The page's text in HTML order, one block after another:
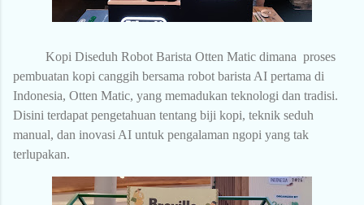
Kopi Diseduh Robot Barista Otten Matic dimana proses
pembuatan kopi canggih bersama robot barista AI pertama di
Indonesia, Otten Matic, yang memadukan teknologi dan tradisi.
Disini terdapat pengetahuan tentang biji kopi, teknik seduh
manual, dan inovasi AI untuk pengalaman ngopi yang tak
terlupakan.